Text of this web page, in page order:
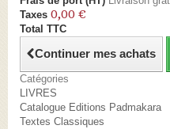
Taxes 0,00 €
Total TTC
Continuer mes achats
Catégories
LIVRES
Catalogue Editions Padmakara
Textes Classiques